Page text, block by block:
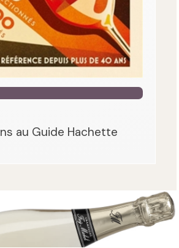
au Guide Hachette